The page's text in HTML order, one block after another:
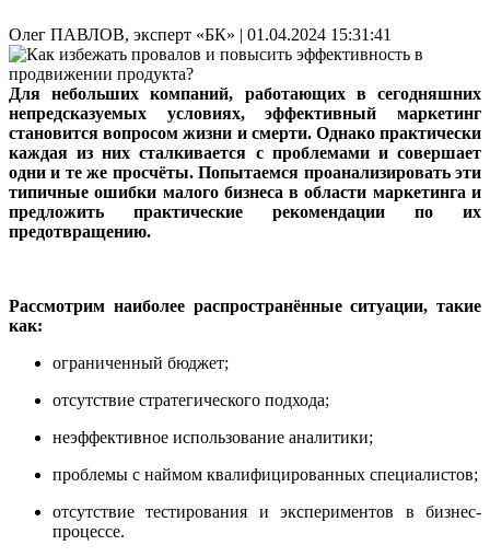
Олег ПАВЛОВ, эксперт «БК» | 01.04.2024 15:31:41
Для небольших компаний, работающих в сегодняшних
непредсказуемых условиях, эффективный маркетинг
становится вопросом жизни и смерти. Однако практически
каждая из них сталкивается с проблемами и совершает
одни и те же просчёты. Попытаемся проанализировать эти
типичные ошибки малого бизнеса в области маркетинга и
предложить практические рекомендации по их
предотвращению.
Рассмотрим наиболее распространённые ситуации, такие
как:
ограниченный бюджет;
отсутствие стратегического подхода;
неэффективное использование аналитики;
проблемы с наймом квалифицированных специалистов;
отсутствие тестирования и экспериментов в бизнес-
процессе.